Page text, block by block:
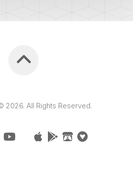
2026. All Rights Reserved.